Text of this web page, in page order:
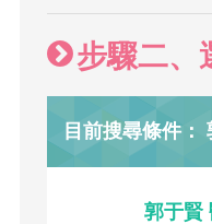
步驟二、
目前搜尋條件：
郭于賢